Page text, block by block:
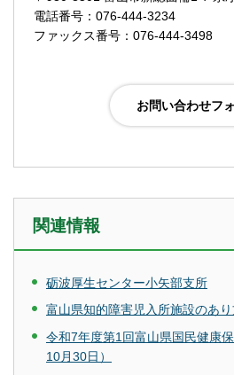
電話番号：076-444-3234
ファックス番号：076-444-3498
関連情報
砺波厚生センター小矢部支所
富山県知的障害児入所施設のあ
令和7年度第1回富山県国民健康
10月30日）